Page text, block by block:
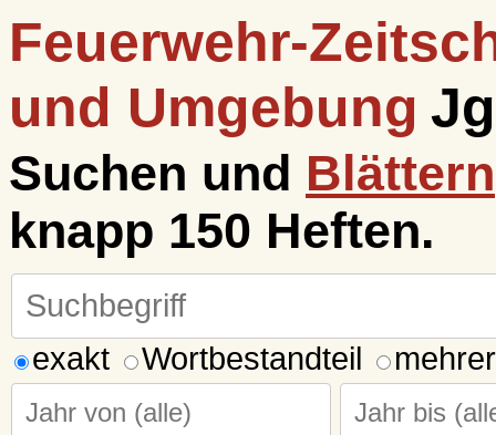
Feuerwehr-
und Umgebung
Suchen und Blättern
knapp 150 Heften.
exakt Wortbestandteil